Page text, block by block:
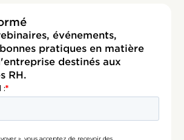
événements,
pratiques en matière
destinés aux
RH.